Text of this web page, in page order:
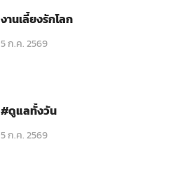
งานเลี้ยงรักโลก
5 ก.ค. 2569
#ดูแลทั้งวัน
5 ก.ค. 2569